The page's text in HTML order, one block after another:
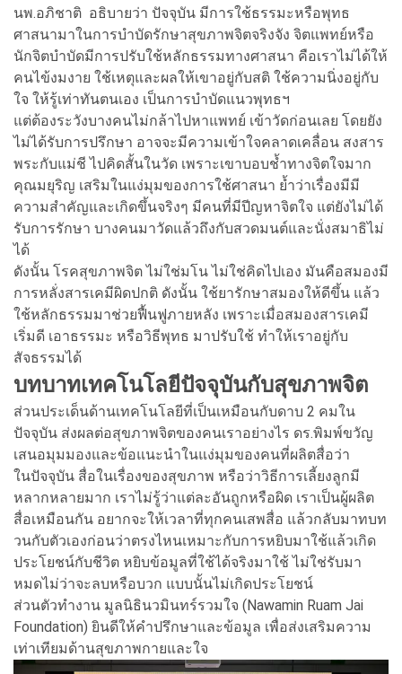
นพ.อภิชาติ อธิบายว่า ปัจจุบัน มีการใช้ธรรมะหรือพุทธ
ศาสนามาในการบําบัดรักษาสุขภาพจิตจริงจัง จิตแพทย์หรือ
นักจิตบำบัดมีการปรับใช้หลักธรรมทางศาสนา คือเราไม่ได้ให้
คนไข้งมงาย ใช้เหตุและผลให้เขาอยู่กับสติ ใช้ความนิ่งอยู่กับ
ใจ ให้รู้เท่าทันตนเอง เป็นการบำบัดแนวพุทธฯ
แต่ต้องระวังบางคนไม่กล้าไปหาแพทย์ เข้าวัดก่อนเลย โดยยัง
ไม่ได้รับการปรึกษา อาจจะมีความเข้าใจคลาดเคลื่อน สงสาร
พระกับแม่ชี ไปคิดสั้นในวัด เพราะเขาบอบช้ำทางจิตใจมาก
คุณมยุริญ เสริมในแง่มุมของการใช้ศาสนา ย้ำว่าเรื่องมีมี
ความสำคัญและเกิดขึ้นจริงๆ มีคนที่มีปีญหาจิตใจ แต่ยังไม่ได้
รับการรักษา บางคนมาวัดแล้วถึงกับสวดมนต์และนั่งสมาธิไม่
ได้
ดังนั้น โรคสุขภาพจิต ไม่ใช่มโน ไม่ใช่คิดไปเอง มันคือสมองมี
การหลั่งสารเคมีผิดปกติ ดังนั้น ใช้ยารักษาสมองให้ดีขึ้น แล้ว
ใช้หลักธรรมมาช่วยฟื้นฟูภายหลัง เพราะเมื่อสมองสารเคมี
เริ่มดี เอาธรรมะ หรือวิธีพุทธ มาปรับใช้ ทําให้เราอยู่กับ
สัจธรรมได้
บทบาทเทคโนโลยีปัจจุบันกับสุขภาพจิต
ส่วนประเด็นด้านเทคโนโลยีที่เป็นเหมือนกับดาบ 2 คมใน
ปัจจุบัน ส่งผลต่อสุขภาพจิตของคนเราอย่างไร ดร.พิมพ์ขวัญ
เสนอมุมมองและข้อแนะนำในแง่มุมของคนที่ผลิตสื่อว่า
ในปัจจุบัน สื่อในเรื่องของสุขภาพ หรือว่าวิธีการเลี้ยงลูกมี
หลากหลายมาก เราไม่รู้ว่าแต่ละอันถูกหรือผิด เราเป็นผู้ผลิต
สื่อเหมือนกัน อยากจะให้เวลาที่ทุกคนเสพสื่อ แล้วกลับมาทบท
วนกับตัวเองก่อนว่าตรงไหนเหมาะกับการหยิบมาใช้แล้วเกิด
ประโยชน์กับชีวิต หยิบข้อมูลที่ใช้ได้จริงมาใช้ ไม่ใช่รับมา
หมดไม่ว่าจะลบหรือบวก แบบนั้นไม่เกิดประโยชน์
ส่วนตัวทำงาน มูลนิธินวมินทร์รวมใจ (Nawamin Ruam Jai
Foundation) ยินดีให้คำปรึกษาและข้อมูล เพื่อส่งเสริมความ
เท่าเทียมด้านสุขภาพกายและใจ